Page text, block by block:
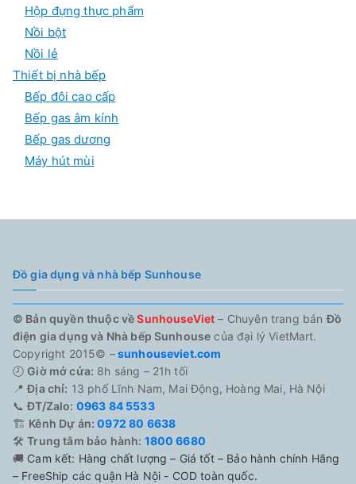
Hộp đựng thực phẩm
Nồi bột
Nồi lẻ
Thiết bị nhà bếp
Bếp đôi cao cấp
Bếp gas âm kính
Bếp gas dương
Máy hút mùi
Đồ gia dụng và nhà bếp Sunhouse
© Bản quyền thuộc vềSunhouseViet – Chuyên trang bánĐồ
điện gia dụng và Nhà bếp Sunhouse của đại lý VietMart.
Copyright 2015© –sunhouseviet.com
🕗Giờ mở cửa: 8h sáng – 21h tối
📍Địa chỉ: 13 phố Lĩnh Nam, Mai Động, Hoàng Mai, Hà Nội
📞ĐT/Zalo: 0963 84 5533
🏗️ Kênh Dự án: 0972 80 6638
🛠️Trung tâm bảo hành: 1800 6680
🚚 Cam kết: Hàng chất lượng – Giá tốt – Bảo hành chính Hãng
– FreeShip các quận Hà Nội - COD toàn quốc.